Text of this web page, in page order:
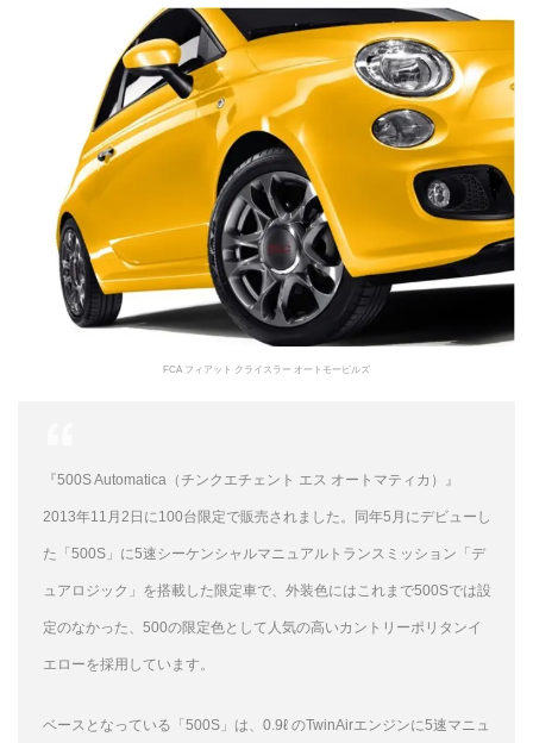
FCA フィアット クライスラー オートモービルズ
『500S Automatica（チンクエチェント エス オートマティカ）』
2013年11月2日に100台限定で販売されました。同年5月にデビューし
た「500S」に5速シーケンシャルマニュアルトランスミッション「デ
ュアロジック」を搭載した限定車で、外装色にはこれまで500Sでは設
定のなかった、500の限定色として人気の高いカントリーポリタンイ
エローを採用しています。
ベースとなっている「500S」は、0.9ℓ のTwinAirエンジンに5速マニュ